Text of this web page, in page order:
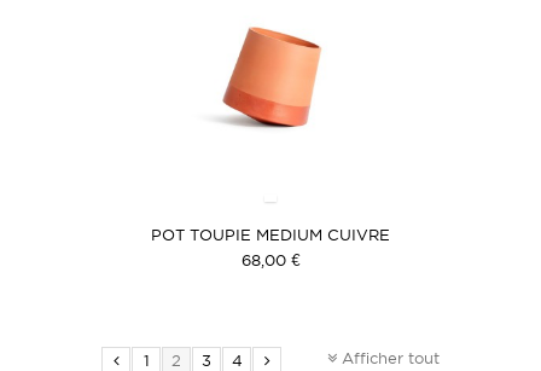
POT TOUPIE MEDIUM CUIVRE
68,00 €
Afficher tout
1 2 3 4